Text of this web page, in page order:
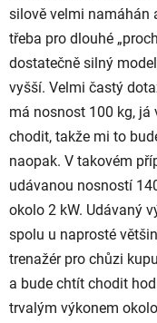
silově velmi namáhán
třeba pro dlouhé
dostatečně silný
vyšší. Velmi častý
má nosnost 100 kg, já
chodit, takže mi to
naopak. V takovém
udávanou nosností
okolo 2 kW. Udávaný
spolu u naprosté
trenažér pro chůzi
a bude chtít chodit
trvalým výkonem